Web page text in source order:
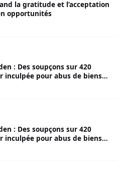
la gratitude et l’acceptation
opportunités
: Des soupçons sur 420
inculpée pour abus de biens
: Des soupçons sur 420
inculpée pour abus de biens